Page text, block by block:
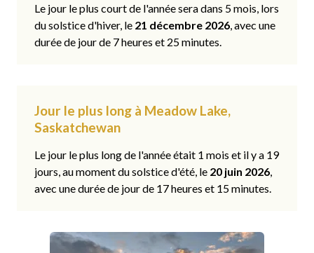
Le jour le plus court de l'année sera dans 5 mois, lors
du solstice d'hiver, le 21 décembre 2026, avec une
durée de jour de 7 heures et 25 minutes.
Jour le plus long à Meadow Lake,
Saskatchewan
Le jour le plus long de l'année était 1 mois et il y a 19
jours, au moment du solstice d'été, le 20 juin 2026,
avec une durée de jour de 17 heures et 15 minutes.